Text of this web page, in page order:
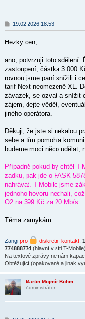
P
ř
s
v
e
19.02.2026 18:53
Hezký den,
ano, potvrzuji toto sdělení.
zastoupení, částka 3.000
rovnou jsme paní snížili i
tarif Next neomezeně XL.
závazek, se ozvat a snížit
zájem, dejte vědět,
jiného operátora.
Děkuji, že jste si nekalou
sebe a tím pomohla
budeme moci něco udělat,
Případně pokud by chtěl
zadku, pak jde o FASK
nahrávat. T-Mobile jsme
jednoho hovoru nechali,
O2 na 399 Kč za 20 Mb/s.
Téma zamykám.
Zangi pro diskrétní kontakt:
774888774 (hlavní v síti T-
Na textové zprávy nemám
Obtěžující (opakované a jinak
Martin Mojmír Böhm
Administrátor